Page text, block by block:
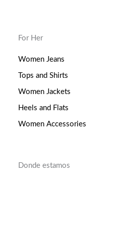
For Her
Women Jeans
Tops and Shirts
Women Jackets
Heels and Flats
Women Accessories
Donde estamos